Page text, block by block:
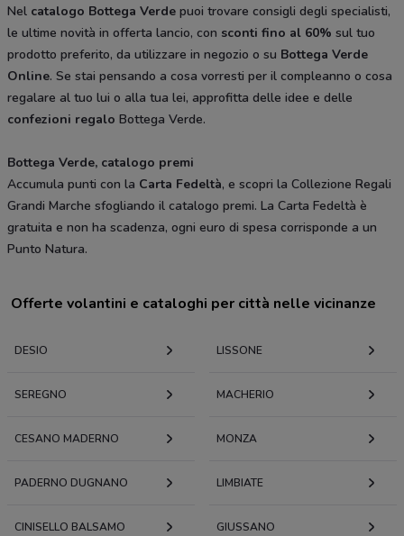
Nel catalogo Bottega Verde puoi trovare consigli degli specialisti,
le ultime novità in offerta lancio, con sconti fino al 60% sul tuo
prodotto preferito, da utilizzare in negozio o su Bottega Verde
Online. Se stai pensando a cosa vorresti per il compleanno o cosa
regalare al tuo lui o alla tua lei, approfitta delle idee e delle
confezioni regalo Bottega Verde.
Bottega Verde, catalogo premi
Accumula punti con la Carta Fedeltà, e scopri la Collezione Regali
Grandi Marche sfogliando il catalogo premi. La Carta Fedeltà è
gratuita e non ha scadenza, ogni euro di spesa corrisponde a un
Punto Natura.
Offerte volantini e cataloghi per città nelle vicinanze
DESIO LISSONE
SEREGNO MACHERIO
CESANO MADERNO MONZA
PADERNO DUGNANO LIMBIATE
CINISELLO BALSAMO GIUSSANO